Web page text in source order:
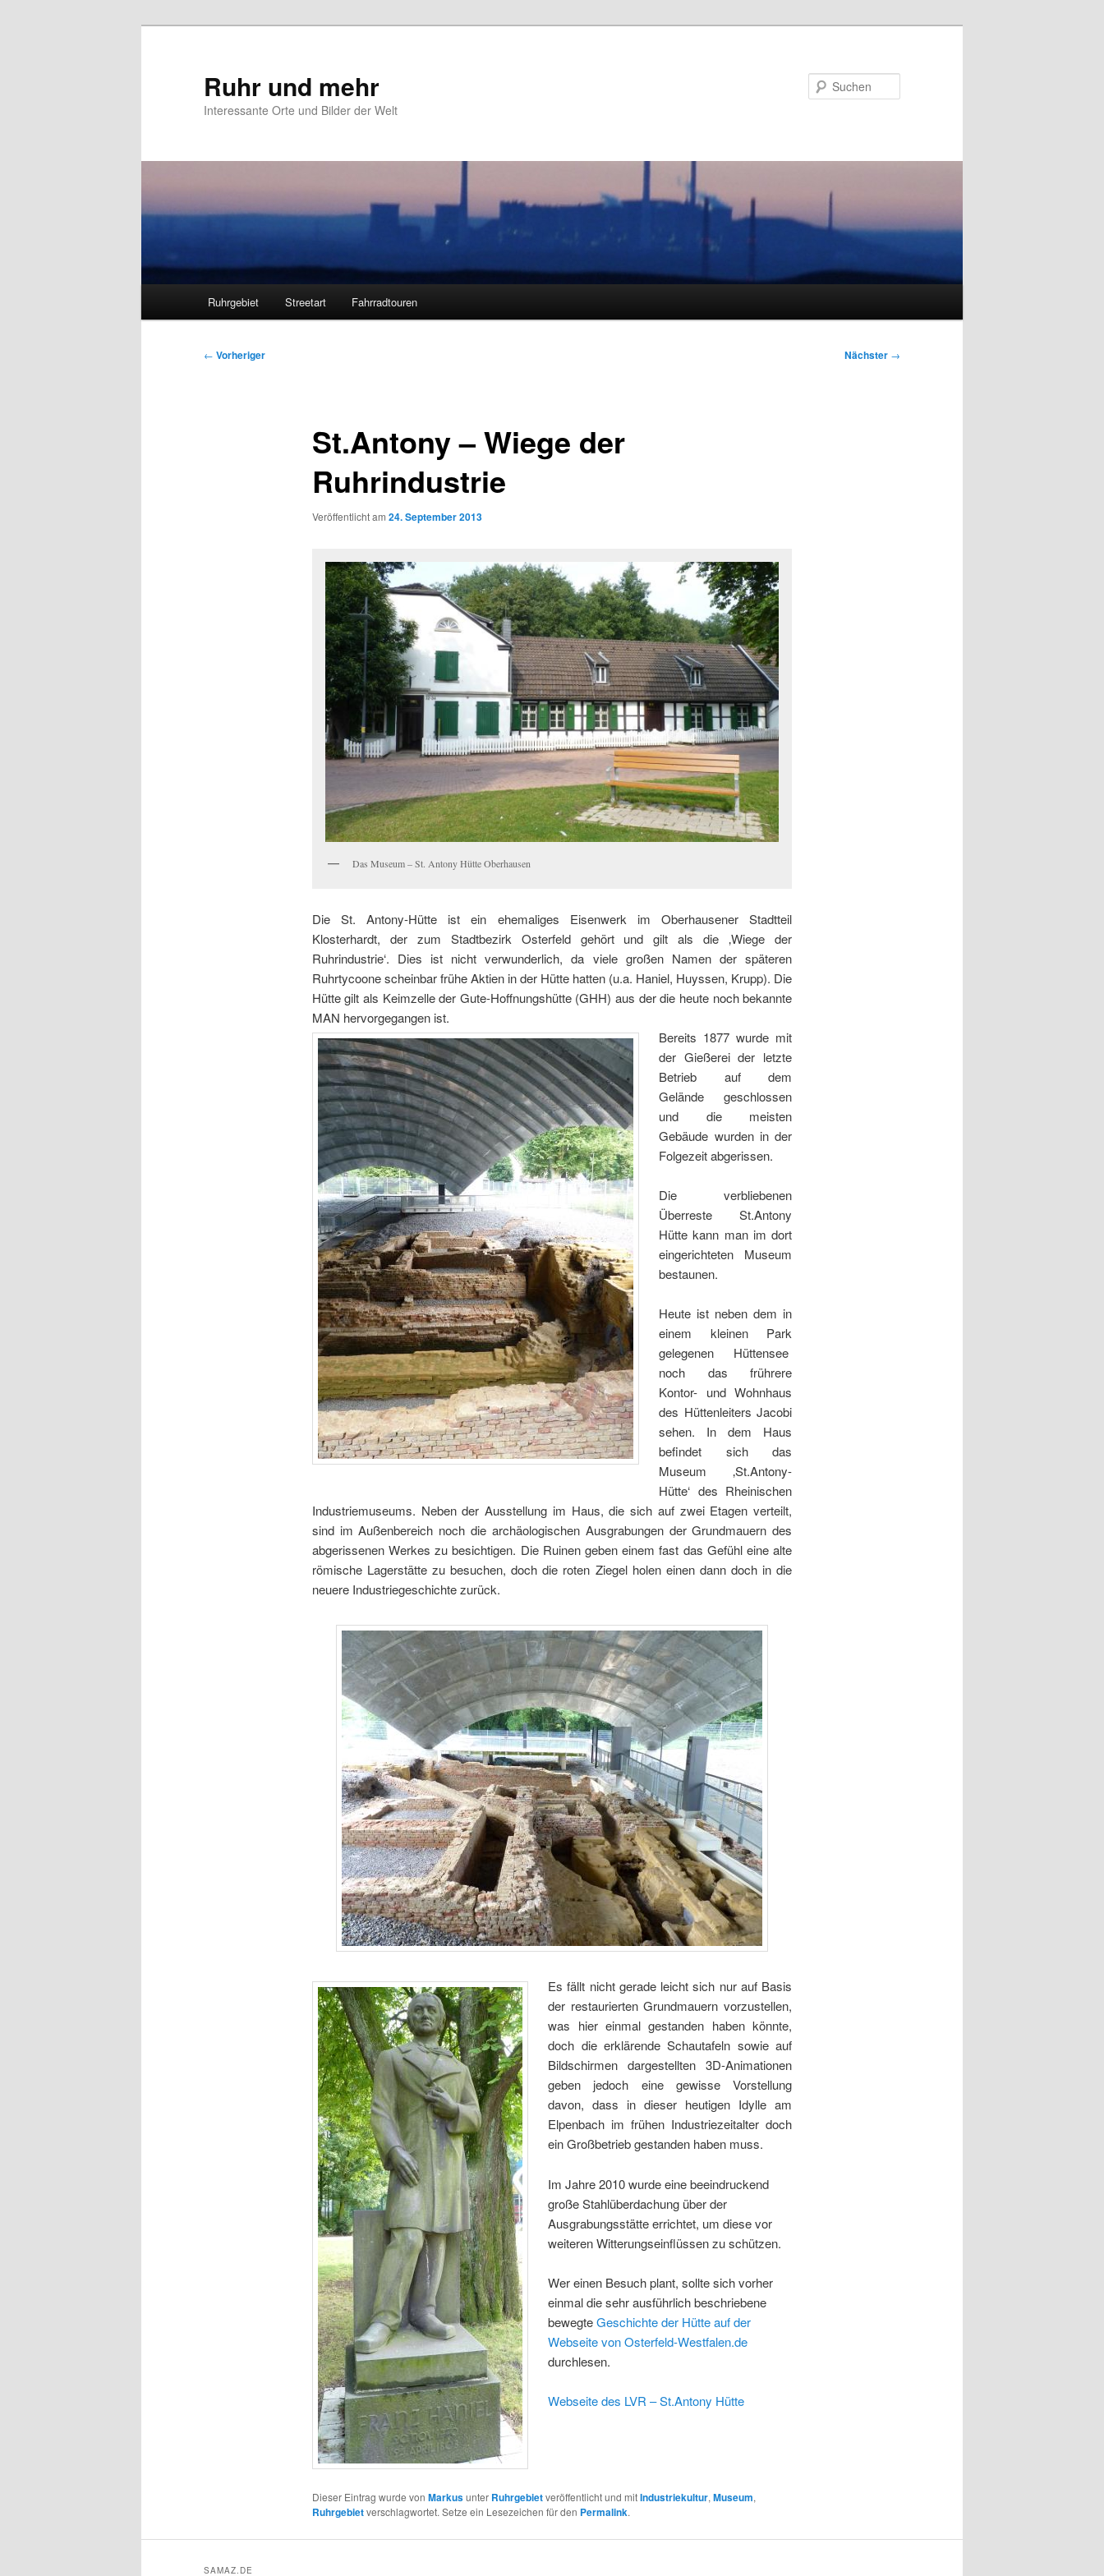
Ruhr und mehr
Interessante Orte und Bilder der Welt
Ruhrgebiet Streetart Fahrradtouren
Beitragsnavigation
← Vorheriger Nächster →
St.Antony – Wiege der
Ruhrindustrie
Veröffentlicht am 24. September 2013
Das Museum – St. Antony Hütte Oberhausen
Die St. Antony-Hütte ist ein ehemaliges Eisenwerk im Oberhausener Stadtteil
Klosterhardt, der zum Stadtbezirk Osterfeld gehört und gilt als die ‚Wiege der
Ruhrindustrie‘. Dies ist nicht verwunderlich, da viele großen Namen der späteren
Ruhrtycoone scheinbar frühe Aktien in der Hütte hatten (u.a. Haniel, Huyssen, Krupp). Die
Hütte gilt als Keimzelle der Gute-Hoffnungshütte (GHH) aus der die heute noch bekannte
MAN hervorgegangen ist.
Bereits 1877 wurde mit
der Gießerei der letzte
Betrieb auf dem
Gelände geschlossen
und die meisten
Gebäude wurden in der
Folgezeit abgerissen.
Die verbliebenen
Überreste St.Antony
Hütte kann man im dort
eingerichteten Museum
bestaunen.
Heute ist neben dem in
einem kleinen Park
gelegenen Hüttensee
noch das frührere
Kontor- und Wohnhaus
des Hüttenleiters Jacobi
sehen. In dem Haus
befindet sich das
Museum ‚St.Antony-
Hütte‘ des Rheinischen
Industriemuseums. Neben der Ausstellung im Haus, die sich auf zwei Etagen verteilt,
sind im Außenbereich noch die archäologischen Ausgrabungen der Grundmauern des
abgerissenen Werkes zu besichtigen. Die Ruinen geben einem fast das Gefühl eine alte
römische Lagerstätte zu besuchen, doch die roten Ziegel holen einen dann doch in die
neuere Industriegeschichte zurück.
Es fällt nicht gerade leicht sich nur auf Basis
der restaurierten Grundmauern vorzustellen,
was hier einmal gestanden haben könnte,
doch die erklärende Schautafeln sowie auf
Bildschirmen dargestellten 3D-Animationen
geben jedoch eine gewisse Vorstellung
davon, dass in dieser heutigen Idylle am
Elpenbach im frühen Industriezeitalter doch
ein Großbetrieb gestanden haben muss.
Im Jahre 2010 wurde eine beeindruckend
große Stahlüberdachung über der
Ausgrabungsstätte errichtet, um diese vor
weiteren Witterungseinflüssen zu schützen.
Wer einen Besuch plant, sollte sich vorher
einmal die sehr ausführlich beschriebene
bewegteGeschichte der Hütte auf der
Webseite von Osterfeld-Westfalen.de
durchlesen.
Webseite des LVR – St.Antony Hütte
Dieser Eintrag wurde von Markusunter Ruhrgebietveröffentlicht und mitIndustriekultur, Museum,
Ruhrgebietverschlagwortet. Setze ein Lesezeichen für den Permalink.
SAMAZ.DE